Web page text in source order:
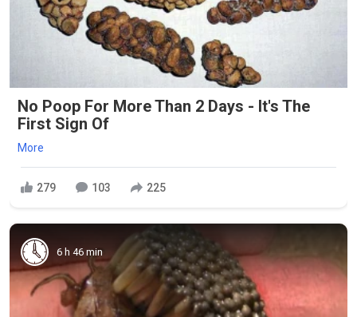
No Poop For More Than 2 Days - It's The
First Sign Of
More
279 103 225
6 h 46 min